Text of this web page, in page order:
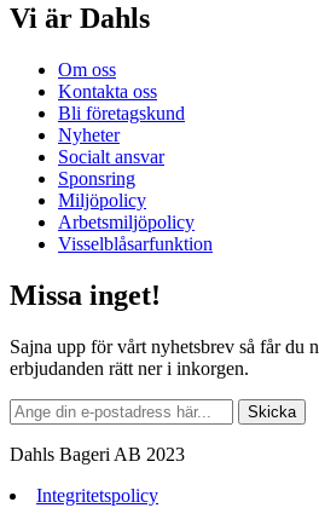
Vi är Dahls
Om oss
Kontakta oss
Bli företagskund
Nyheter
Socialt ansvar
Sponsring
Miljöpolicy
Arbetsmiljöpolicy
Visselblåsarfunktion
Missa inget!
Sajna upp för vårt nyhetsbrev så får du
erbjudanden rätt ner i inkorgen.
Dahls Bageri AB 2023
Integritetspolicy